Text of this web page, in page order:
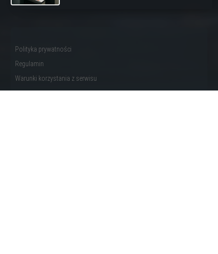
Polityka prywatności
Regulamin
Warunki korzystania z serwisu